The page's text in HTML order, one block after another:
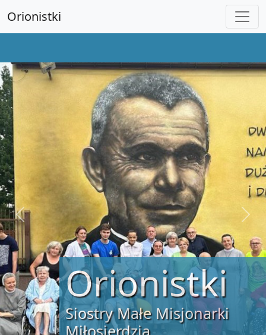
Orionistki
„Tylko miłość zbawi świat”
św. Alojzy Orione
Previous Next